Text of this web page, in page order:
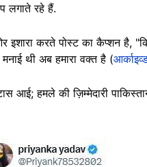
लगाते रहे हैं.
इशारा करते पोस्ट का कैप्शन है,
थी अब हमारा वक्त है (
आई; हमले की ज़िम्मेदारी